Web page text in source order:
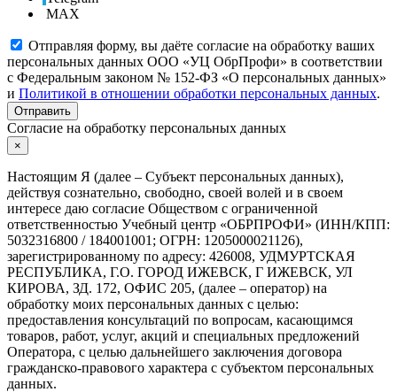
MAX
Отправляя форму, вы даёте согласие на обработку ваших
персональных данных ООО «УЦ ОбрПрофи» в соответствии
с Федеральным законом № 152-ФЗ «О персональных данных»
и Политикой в отношении обработки персональных данных.
Отправить
Согласие на обработку персональных данных
×
Настоящим Я (далее – Субъект персональных данных),
действуя сознательно, свободно, своей волей и в своем
интересе даю согласие Обществом с ограниченной
ответственностью Учебный центр «ОБРПРОФИ» (ИНН/КПП:
5032316800 / 184001001; ОГРН: 1205000021126),
зарегистрированному по адресу: 426008, УДМУРТСКАЯ
РЕСПУБЛИКА, Г.О. ГОРОД ИЖЕВСК, Г ИЖЕВСК, УЛ
КИРОВА, ЗД. 172, ОФИС 205, (далее – оператор) на
обработку моих персональных данных с целью:
предоставления консультаций по вопросам, касающимся
товаров, работ, услуг, акций и специальных предложений
Оператора, с целью дальнейшего заключения договора
гражданско-правового характера с субъектом персональных
данных.